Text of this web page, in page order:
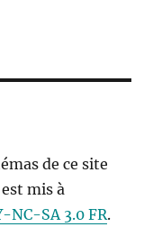
de ce site
mis à
NC-SA 3.0 FR.